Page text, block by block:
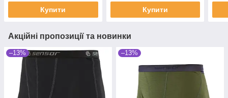
Купити Купити
Акційні пропозиції та новинки
–13% –13%